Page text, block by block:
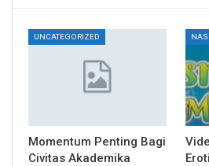
UNCATEGORIZED
Momentum Penting Bagi
Civitas Akademika